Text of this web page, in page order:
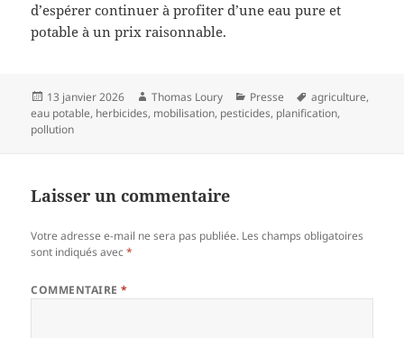
d’espérer continuer à profiter d’une eau pure et
potable à un prix raisonnable.
Publié
le
13 janvier 2026 Auteur
Thomas Loury Catégories
Presse
Mots-
clés
agriculture,
eau potable, herbicides, mobilisation, pesticides, planification,
pollution
Laisser un commentaire
Votre adresse e-mail ne sera pas publiée. Les champs obligatoires
sont indiqués avec*
COMMENTAIRE*